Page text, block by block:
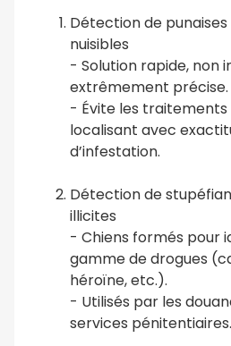
Détection de
nuisibles
- Solution rapide, non
extrêmement précise.
- Évite les traitements
localisant avec
d’infestation.
Détection de
illicites
- Chiens formés pour
gamme de drogues
héroïne, etc.).
- Utilisés par les
services pénitentiaires.